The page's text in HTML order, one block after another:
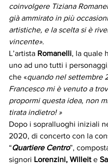
coinvolgere Tiziana
già ammirato in più
artistiche, e la scelta si è
vincente».
L’artista Romanelli, la quale
uno ad uno tutti i
che «quando nel settembre
Francesco mi è venuto a
propormi questa idea, non
tirata indietro! »
Dopo i sopralluoghi iniziali
2020, di concerto con la
“Quartiere Centro”,
signori Lorenzini, Willeit e